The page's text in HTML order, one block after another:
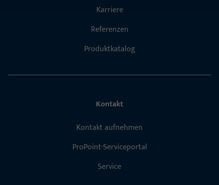
Karriere
Referenzen
Produktkatalog
Kontakt
Kontakt aufnehmen
ProPoint-Serviceportal
Service